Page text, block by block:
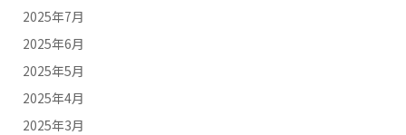
2025年7月
2025年6月
2025年5月
2025年4月
2025年3月